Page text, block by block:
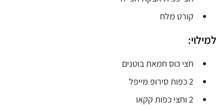
קורט מלח
למילוי:
חצי כוס חמאת בוטנים
2 כפות סירופ מייפל
2 וחצי כפות קקאו